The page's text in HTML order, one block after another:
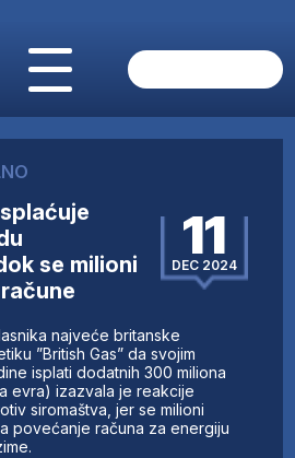
se milioni
11
DEC 2024
najveće britanske
”British Gas” da svojim
isplati dodatnih 300 miliona
evra) izazvala je reakcije
siromaštva, jer se milioni
povećanje računa za energiju